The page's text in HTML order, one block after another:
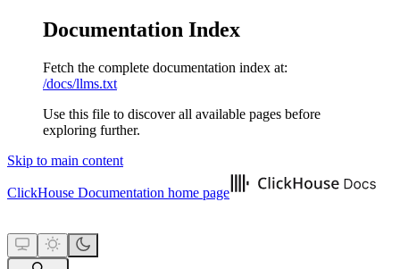
Documentation Index
Fetch the complete documentation index at:
/docs/llms.txt
Use this file to discover all available pages before
exploring further.
Skip to main content
ClickHouse Documentation home page